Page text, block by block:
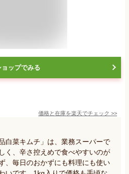
ョップでみる
価格と在庫を楽天でチェック >>
白菜キムチ」は、業務スーパーで
く、辛さ控えめで食べやすいのが
、毎日のおかずにも料理にも使い